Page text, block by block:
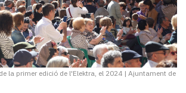
la primer edició de l'Elektra, el 2024 | Ajuntament de